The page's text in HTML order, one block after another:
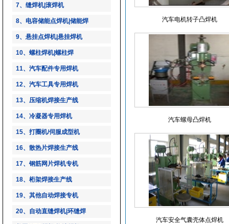
7、缝焊机|滚焊机
8、电容储能点焊机|储能焊
9、悬挂点焊机|悬挂焊机
10、螺柱焊机|螺柱焊
11、汽车配件专用焊机
12、汽车工具专用焊机
13、压缩机焊接生产线
14、冷凝器专用焊机
15、打圈机/伺服成型机
16、散热片焊接生产线
17、钢筋网片焊机专机
18、桁架焊接生产线
19、其他自动焊接专机
20、自动直缝焊机|环缝焊
汽车电机转子凸焊机
汽车螺母凸焊机
汽车安全气囊壳体点焊机